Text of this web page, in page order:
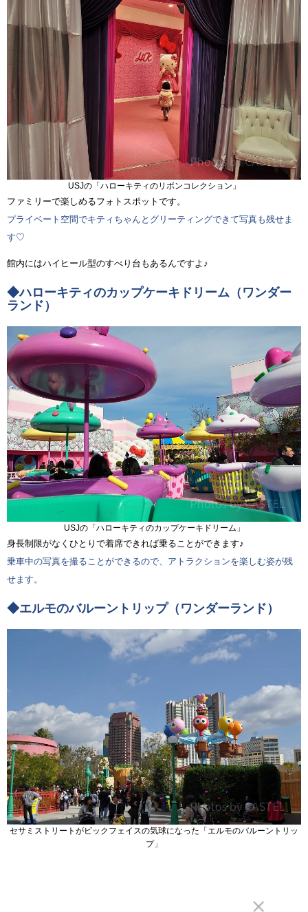
USJの「ハローキティのリボンコレクション」
ファミリーで楽しめるフォトスポットです。
プライベート空間でキティちゃんとグリーティングできて写真も残せま
す♡
館内にはハイヒール型のすべり台もあるんですよ♪
◆ハローキティのカップケーキドリーム（ワンダー
ランド）
USJの「ハローキティのカップケーキドリーム」
身長制限がなくひとりで着席できれば乗ることができます♪
乗車中の写真を撮ることができるので、アトラクションを楽しむ姿が残
せます。
◆エルモのバルーントリップ（ワンダーランド）
セサミストリートがビックフェイスの気球になった「エルモのバルーントリッ
プ」